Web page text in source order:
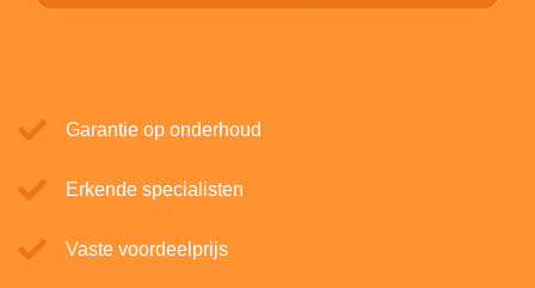
Garantie op onderhoud
Erkende specialisten
Vaste voordeelprijs